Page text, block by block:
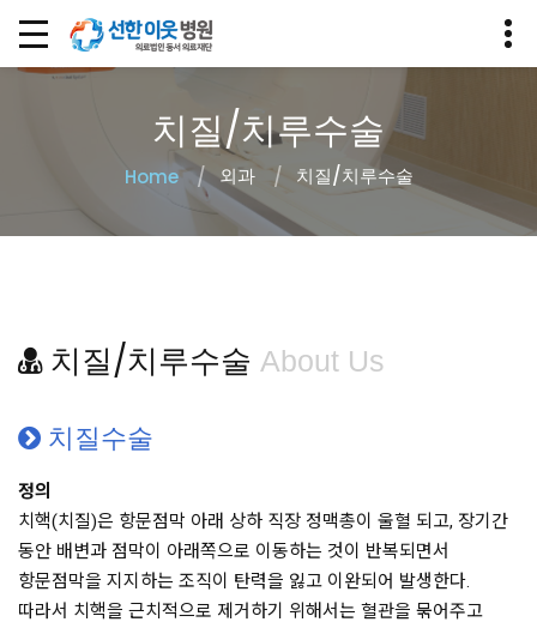
치질/치루수술
Home 외과 치질/치루수술
치질/치루수술 About Us
치질수술
정의
치핵(치질)은 항문점막 아래 상하 직장 정맥총이 울혈 되고, 장기간
동안 배변과 점막이 아래쪽으로 이동하는 것이 반복되면서
항문점막을 지지하는 조직이 탄력을 잃고 이완되어 발생한다.
따라서 치핵을 근치적으로 제거하기 위해서는 혈관을 묶어주고